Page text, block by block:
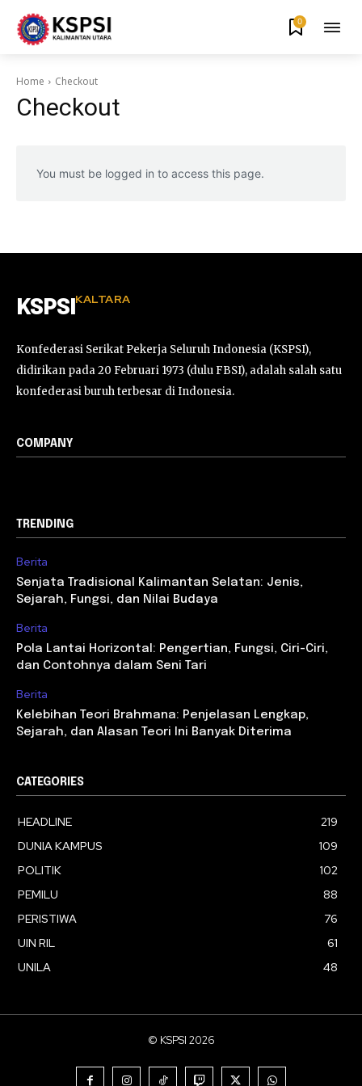
0
Home Checkout
Checkout
You must be logged in to access this page.
KSPSI KALTARA
Konfederasi Serikat Pekerja Seluruh Indonesia (KSPSI),
didirikan pada 20 Februari 1973 (dulu FBSI), adalah salah satu
konfederasi buruh terbesar di Indonesia.
COMPANY
TRENDING
Berita
Senjata Tradisional Kalimantan Selatan: Jenis,
Sejarah, Fungsi, dan Nilai Budaya
Berita
Pola Lantai Horizontal: Pengertian, Fungsi, Ciri-Ciri,
dan Contohnya dalam Seni Tari
Berita
Kelebihan Teori Brahmana: Penjelasan Lengkap,
Sejarah, dan Alasan Teori Ini Banyak Diterima
CATEGORIES
HEADLINE
219
DUNIA KAMPUS
109
POLITIK
102
PEMILU
88
PERISTIWA
76
UIN RIL
61
UNILA
48
© KSPSI 2026